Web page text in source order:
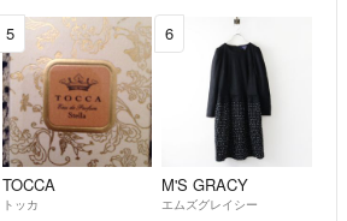
5
TOCCA
トッカ
6
M'S GRACY
エムズグレイシー